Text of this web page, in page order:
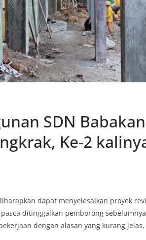
SDN
Ke-2
dapat menyelesaikan proyek
ditinggalkan pemborong
dengan alasan yang kurang jelas,